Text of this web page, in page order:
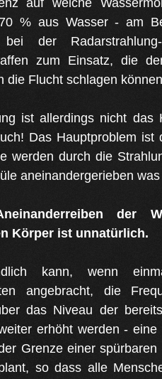
% aus Wasser - am
der
zum Einsatz, die
die Flucht schlagen
ist allerdings nicht das
Das Hauptproblem ist
werden durch die
aneinandergerieben
der
Körper ist unnatürlich.
kann, wenn
angebracht, die
das Niveau der
erhöht werden -
Grenze einer
so dass alle